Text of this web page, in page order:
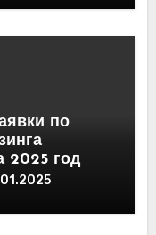
по
2025 год